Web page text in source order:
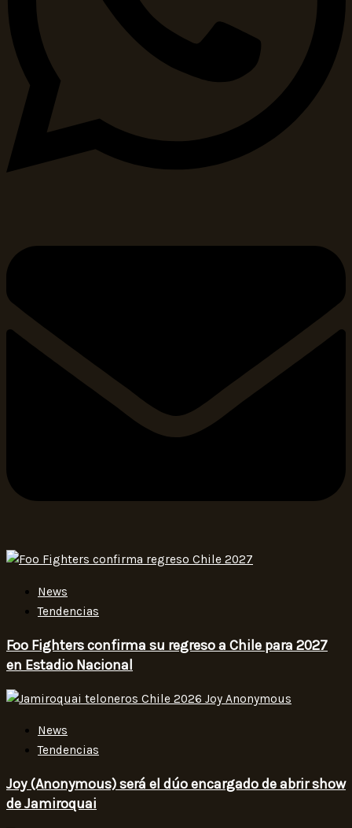
News
Tendencias
Foo Fighters confirma su regreso a Chile para 2027
en Estadio Nacional
News
Tendencias
Joy (Anonymous) será el dúo encargado de abrir show
de Jamiroquai